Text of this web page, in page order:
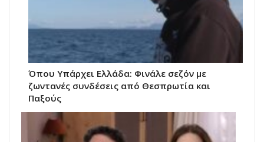
Όπου Υπάρχει Ελλάδα: Φινάλε σεζόν με
ζωντανές συνδέσεις από Θεσπρωτία και
Παξούς